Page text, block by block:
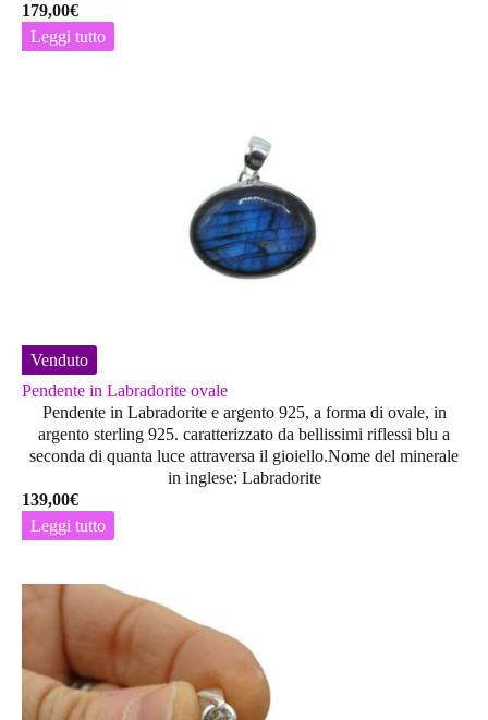
179,00€
Leggi tutto
Venduto
Pendente in Labradorite ovale
Pendente in Labradorite e argento 925, a forma di ovale, in
argento sterling 925. caratterizzato da bellissimi riflessi blu a
seconda di quanta luce attraversa il gioiello.Nome del minerale
in inglese: Labradorite
139,00€
Leggi tutto